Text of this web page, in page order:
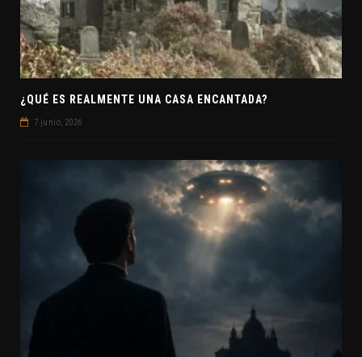
¿QUÉ ES REALMENTE UNA CASA ENCANTADA?
7 junio, 2026